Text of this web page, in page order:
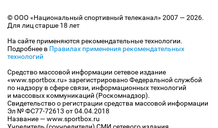
© ООО «Национальный спортивный телеканал» 2007 — 2026.
Для лиц старше 18 лет
На сайте применяются рекомендательные технологии.
Подробнее в Правилах применения рекомендательных
технологий
Средство массовой информации сетевое издание
«www.sportbox.ru» зарегистрировано Федеральной службой
по надзору в сфере связи, информационных технологий
и массовых коммуникаций (Роскомнадзор).
Свидетельство о регистрации средства массовой информации
Эл № ФС77-72613 от 04.04.2018
Название — www.sportbox.ru
Учредитель (соучредители) СМИ сетевого издания